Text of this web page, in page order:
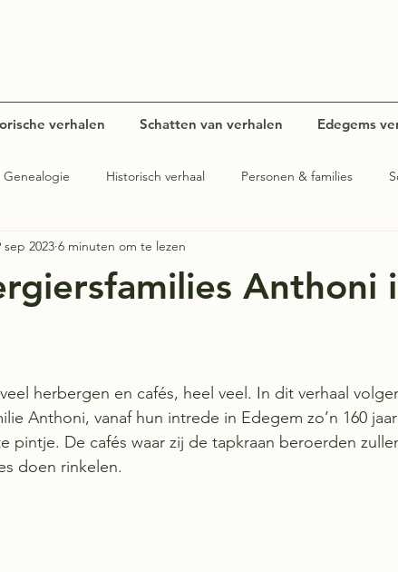
verhalen Schatten van verhalen Edegems
Genealogie Historisch verhaal Personen & families
verteld Verenigingen
Anthoni
sep 2023 6 minuten om te lezen
herbergen en cafés, heel veel. In dit verhaal
Anthoni, vanaf hun intrede in Edegem zo’n 160
pintje. De cafés waar zij de tapkraan beroerden
doen rinkelen.